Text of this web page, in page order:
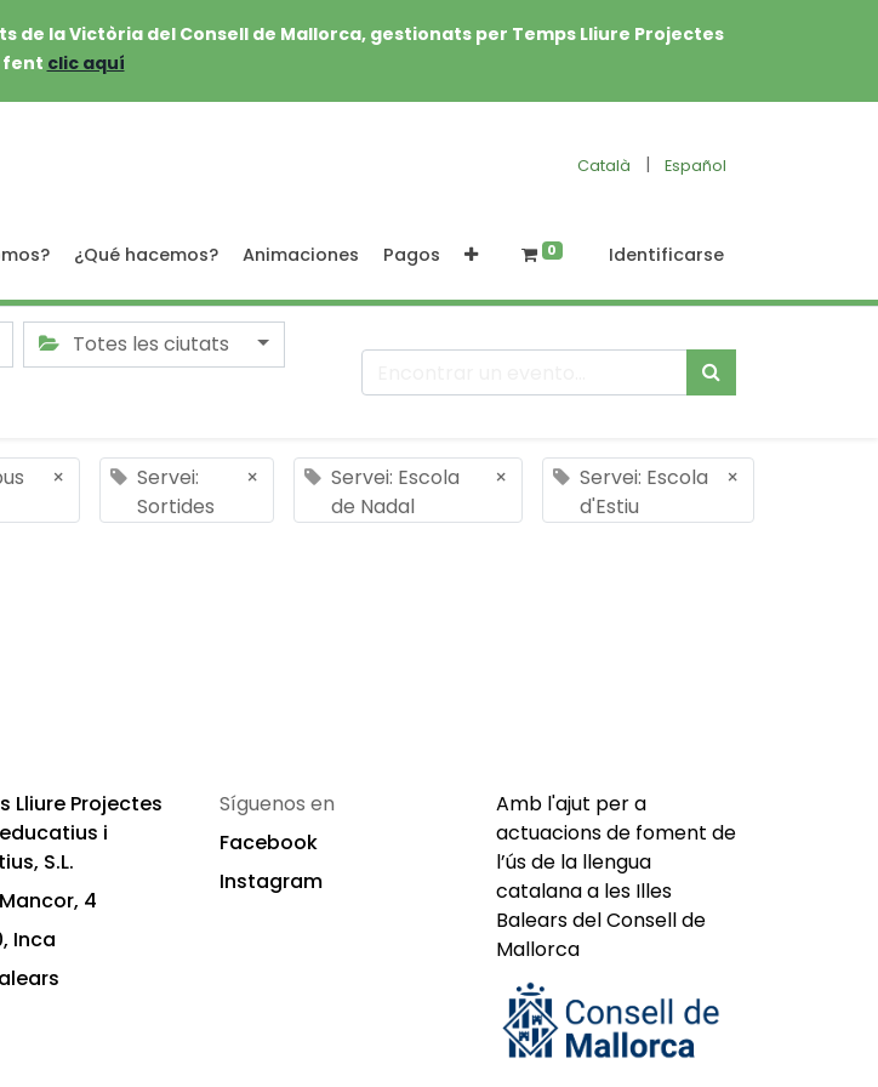
la Victòria del Consell de Mallorca, gestionats per Temps Lliure Projectes
fent clic aquí
Català | Español
¿Qué hacemos? Animaciones Pagos 0 Identificarse
Totes les ciutats
×
Servei:
Sortides
×
Servei: Escola
de Nadal
×
Servei: Escola
d'Estiu
×
Lliure Projectes
i
S.L.
4
Inca
Síguenos en
Facebook
Instagram
Amb l'ajut per a
actuacions de foment de
l’ús de la llengua
catalana a les Illes
Balears del Consell de
Mallorca